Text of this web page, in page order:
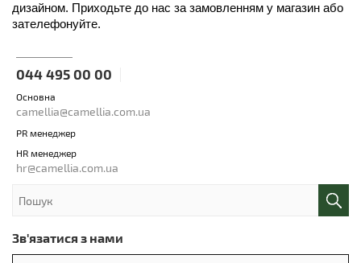
дизайном. Приходьте до нас за замовленням у магазин або
зателефонуйте.
044 495 00 00
Основна
camellia@camellia.com.ua
PR менеджер
HR менеджер
hr@camellia.com.ua
Зв'язатися з нами